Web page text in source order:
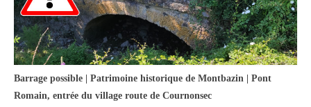
Barrage possible | Patrimoine historique de Montbazin | Pont
Romain, entrée du village route de Cournonsec